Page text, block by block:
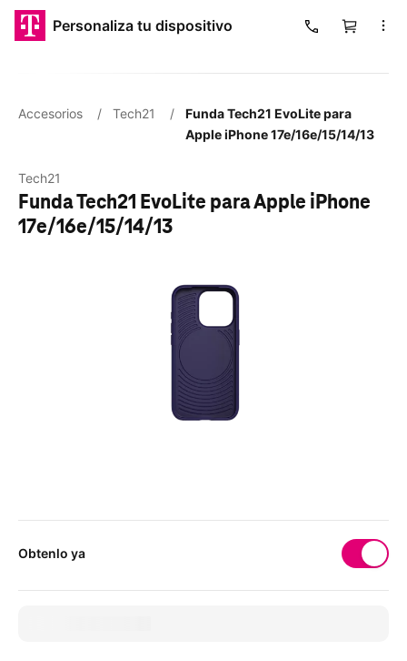
​​​​​​​Personaliza tu dispositivo
Carrito
Accesorios / Tech21 /
Funda Tech21 EvoLite para
Apple iPhone 17e/16e/15/14/13
Tech21
Funda Tech21 EvoLite para Apple iPhone
17e/16e/15/14/13
Obtenlo ya